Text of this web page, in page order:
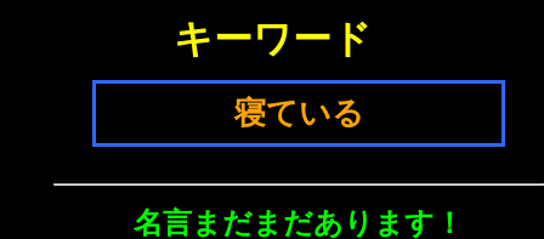
キーワード
寝ている
名言まだまだあります！